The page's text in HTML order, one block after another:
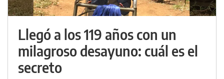
Llegó a los 119 años con un
milagroso desayuno: cuál es el
secreto